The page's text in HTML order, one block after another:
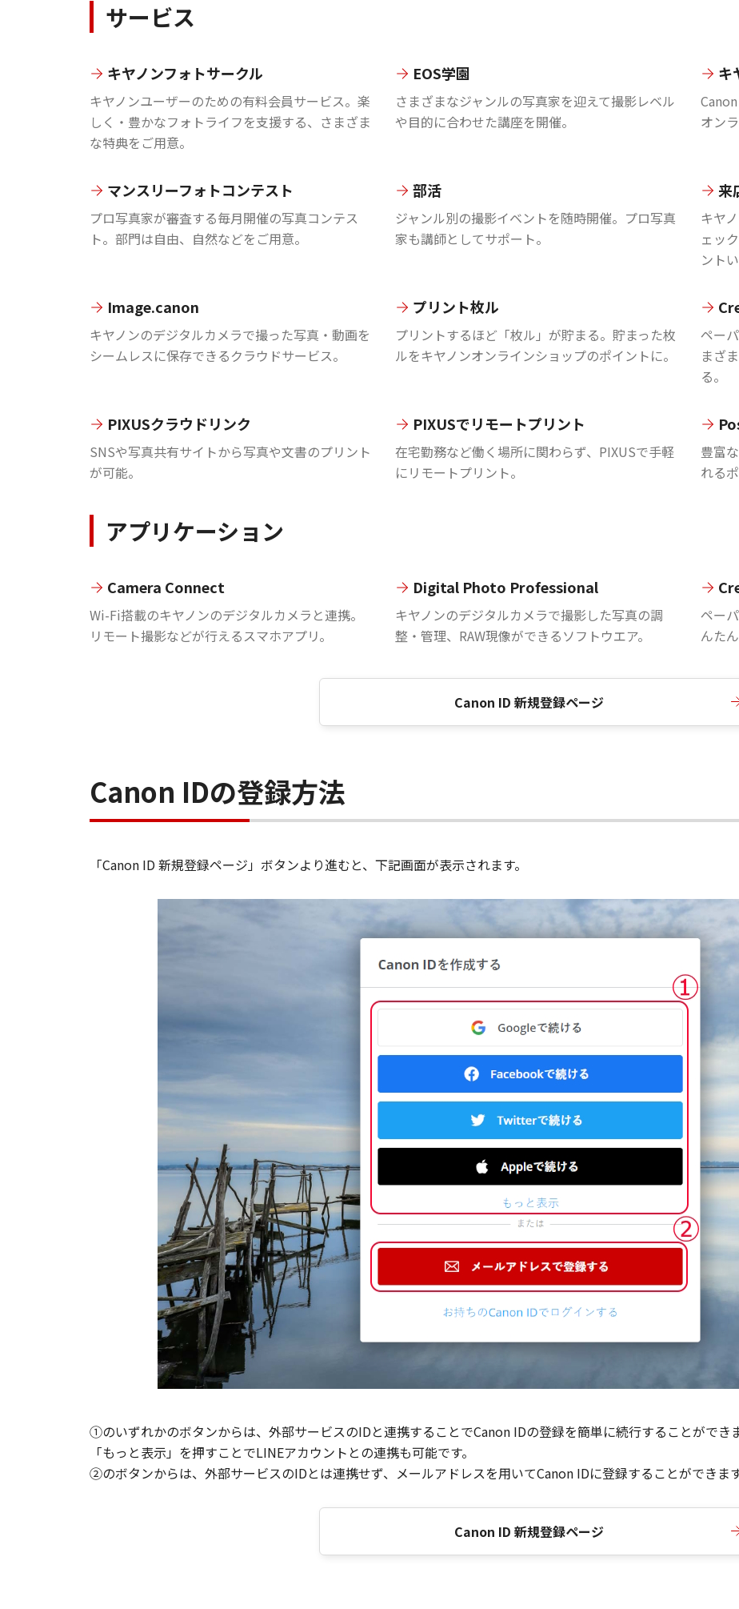
サービス
キヤノンフォトサークル
キヤノンユーザーのための有料会員サービス。楽
しく・豊かなフォトライフを支援する、さまざま
な特典をご用意。
EOS学園
さまざまなジャンルの写真家を迎えて撮影レベル
や目的に合わせた講座を開催。
キ
オン
マンスリーフォトコンテスト
プロ写真家が審査する毎月開催の写真コンテス
ト。部門は自由、自然などをご用意。
部活
ジャンル別の撮影イベントを随時開催。プロ写真
家も講師としてサポート。
来
キヤ
ェッ
ント
Image.canon
キヤノンのデジタルカメラで撮った写真・動画を
シームレスに保存できるクラウドサービス。
プリント枚ル
プリントするほど「枚ル」が貯まる。貯まった枚
ルをキヤノンオンラインショップのポイントに。
ペー
まざ
る。
PIXUSクラウドリンク
SNSや写真共有サイトから写真や文書のプリント
が可能。
PIXUSでリモートプリント
在宅勤務など働く場所に関わらず、PIXUSで手軽
にリモートプリント。
豊富
れる
アプリケーション
Camera Connect
Wi-Fi搭載のキヤノンのデジタルカメラと連携。
リモート撮影などが行えるスマホアプリ。
Digital Photo Professional
キヤノンのデジタルカメラで撮影した写真の調
整・管理、RAW現像ができるソフトウエア。
ペー
んた
Canon ID 新規登録ページ
Canon IDの登録方法
「Canon ID 新規登録ページ」ボタンより進むと、下記画面が表示されます。
①のいずれかのボタンからは、外部サービスのIDと連携することでCanon IDの登録を簡単に続行することができま
「もっと表示」を押すことでLINEアカウントとの連携も可能です。
②のボタンからは、外部サービスのIDとは連携せず、メールアドレスを用いてCanon IDに登録することができます
Canon ID 新規登録ページ